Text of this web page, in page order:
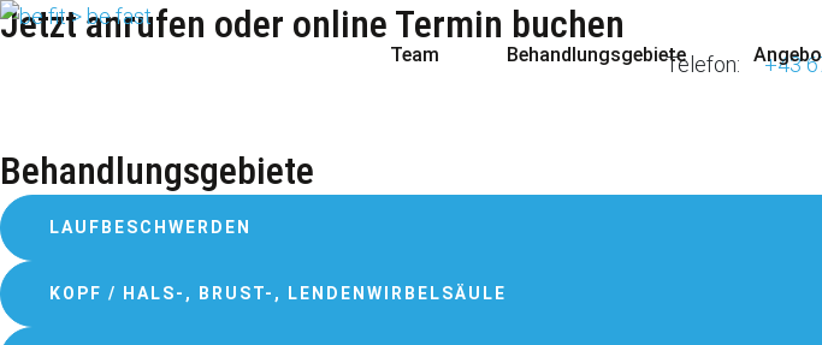
Team Behandlungsgebiete
Jetzt anrufen oder online Termin buchen
Telefon: +43
Behandlungsgebiete
LAUFBESCHWERDEN
KOPF / HALS-, BRUST-, LENDENWIRBELSÄULE